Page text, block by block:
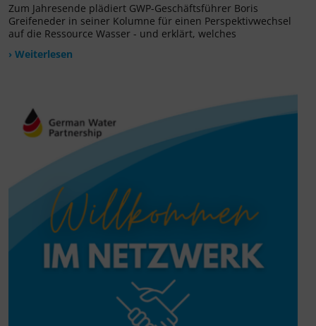
Zum Jahresende plädiert GWP-Geschäftsführer Boris
Greifeneder in seiner Kolumne für einen Perspektivwechsel
auf die Ressource Wasser - und erklärt, welches
› Weiterlesen